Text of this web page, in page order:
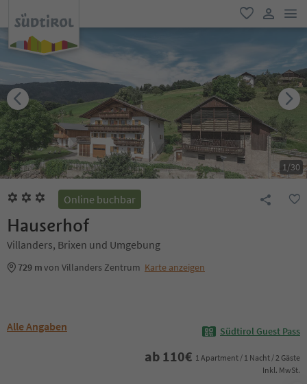
favorit
user link
1/30
Online buchbar
Hauserhof
Villanders, Brixen und Umgebung
729 mvon Villanders Zentrum Karte anzeigen
Alle Angaben Südtirol Guest Pass
ab 110€ 1 Apartment / 1 Nacht / 2 Gäste
Inkl. MwSt.